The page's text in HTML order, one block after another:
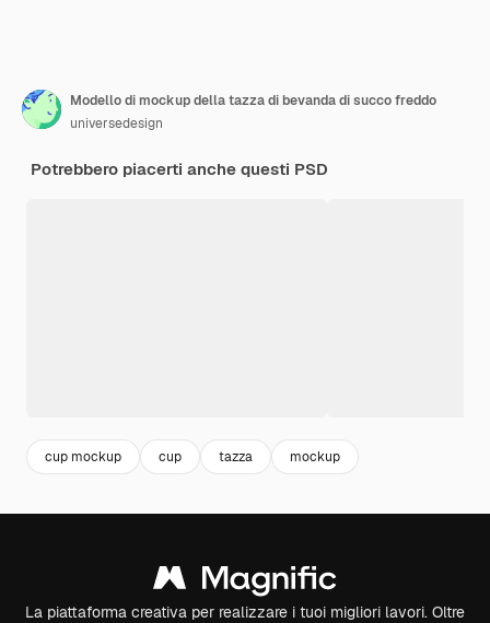
Modello di mockup della tazza di bevanda di succo freddo
universedesign
Potrebbero piacerti anche questi PSD
cup mockup cup tazza mockup
La piattaforma creativa per realizzare i tuoi migliori lavori. Oltre